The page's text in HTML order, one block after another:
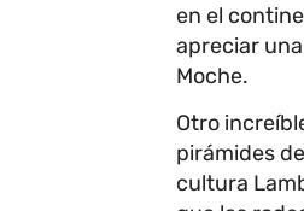
en el
apreciar
Moche.
Otro
pirámides
cultura